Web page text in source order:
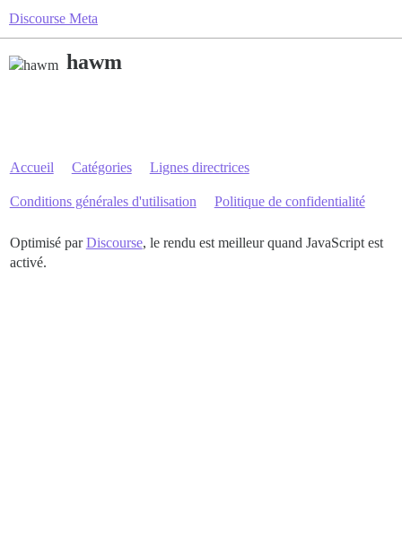
Discourse Meta
hawm
Accueil Catégories Lignes directrices
Conditions générales d'utilisation Politique de confidentialité
Optimisé parDiscourse, le rendu est meilleur quand JavaScript est
activé.